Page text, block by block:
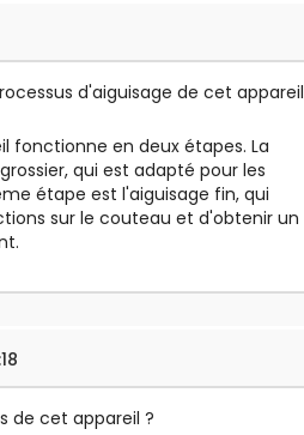
d'aiguisage de cet appareil
fonctionne en deux étapes. La
qui est adapté pour les
étape est l'aiguisage fin, qui
sur le couteau et d'obtenir un
de cet appareil ?